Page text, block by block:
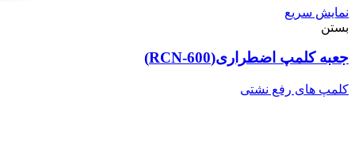
نمایش سریع
بستن
جعبه کلمپ اضطراری(RCN-600)
کلمپ های رفع نشتی